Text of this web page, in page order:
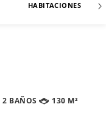
HABITACIONES
2 BAÑOS 130 M²